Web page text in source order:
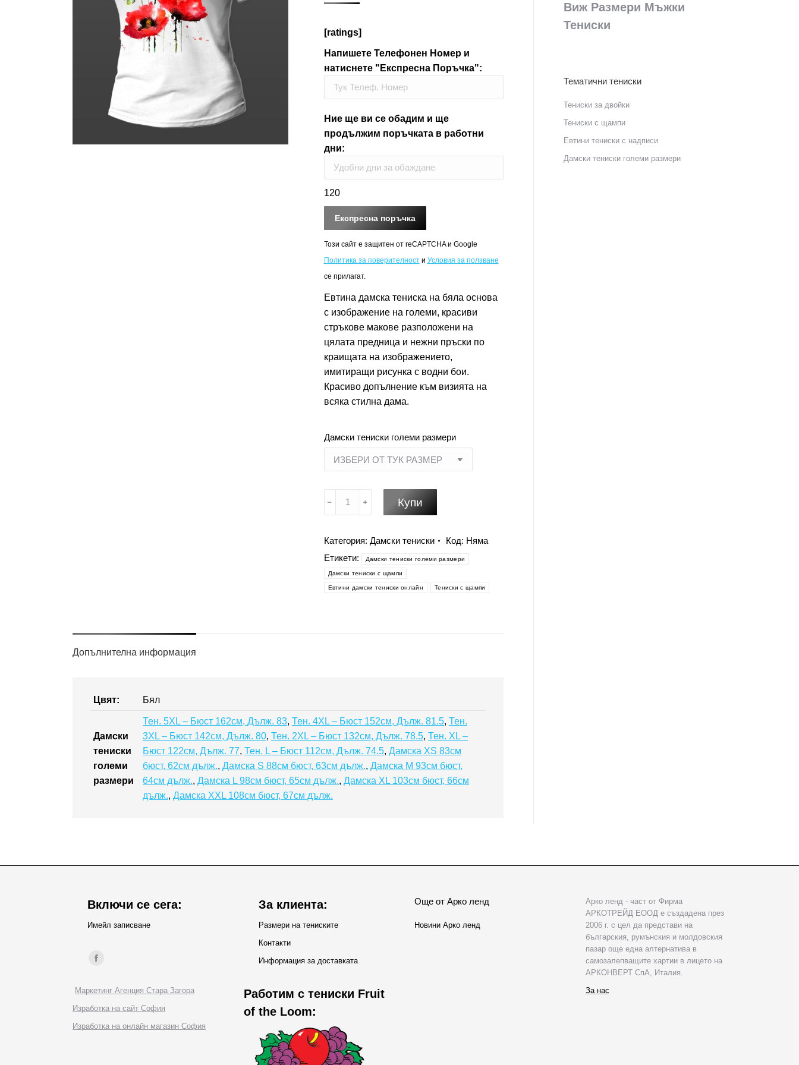
[ratings]
Напишете Телефонен Номер и
натиснете "Експресна Поръчка":
Ние ще ви се обадим и ще
продължим поръчката в работни
дни:
120
Този сайт е защитен от reCAPTCHA и Google
Политика за поверителности Условия за ползване
се прилагат.
Евтина дамска тениска на бяла основа
с изображение на големи, красиви
стръкове макове разположени на
цялата предница и нежни пръски по
краищата на изображението,
имитиращи рисунка с водни бои.
Красиво допълнение към визията на
всяка стилна дама.
Дамски тениски големи размери
дамска
тениска
Големи
Купи
Категория: Дамски тениски Код: Няма
Етикети:
Дамски тениски големи размери
Дамски тениски с щампи
Евтини дамски тениски онлайн Тениски с щампи
Допълнителна информация
Цвят: Бял
Дамски
тениски
големи
размери
Тен. 5XL – Бюст 162см, Дълж. 83, Тен. 4XL – Бюст 152см, Дълж. 81.5, Тен.
3XL – Бюст 142см, Дълж. 80, Тен. 2XL – Бюст 132см, Дълж. 78.5, Тен. XL –
Бюст 122см, Дълж. 77, Тен. L – Бюст 112см, Дълж. 74.5, Дамска XS 83см
бюст, 62см дълж., Дамска S 88см бюст, 63см дълж., Дамска M 93см бюст,
64см дълж., Дамска L 98см бюст, 65см дълж., Дамска XL 103см бюст, 66см
дълж., Дамска XXL 108см бюст, 67см дълж.
Виж Размери Мъжки
Тениски
Тематични тениски
Тениски за двойки
Тениски с щампи
Eвтини тениски с надписи
Дамски тениски големи размери
Включи се сега:
Имейл записване
Find us on:
Facebook
opens
in
new
Маркетинг Агенция Стара Загора
Изработка на сайт София
Изработка на онлайн магазин София
За клиента:
Размери на тениските
Контакти
Информация за доставката
Работим с тениски Fruit
of the Loom:
Още от Арко ленд
Новини Арко ленд
Арко ленд - част от Фирма
АРКОТРЕЙД ЕООД е създадена през
2006 г. с цел да представи на
българския, румънския и молдовския
пазар още една алтернатива в
самозалепващите хартии в лицето на
АРКОНВЕРТ СпА, Италия.
За нас